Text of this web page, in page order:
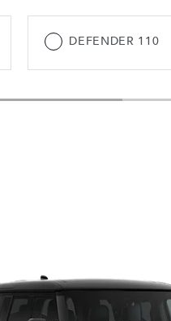
DEFENDER 110